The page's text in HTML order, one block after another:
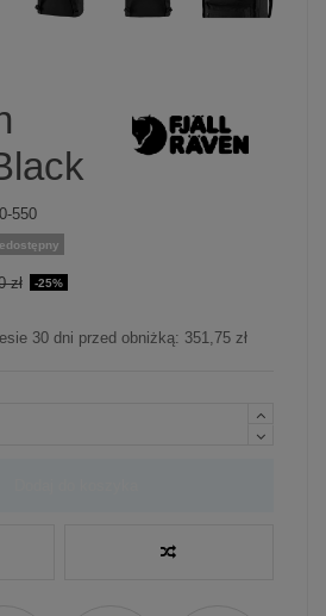
550
zł -25%
30 dni przed obniżką: 351,75 zł